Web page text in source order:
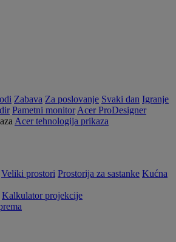
Zabava Za poslovanje Svaki dan Igranje
Pametni monitor Acer ProDesigner
Acer tehnologija prikaza
Veliki prostori Prostorija za sastanke Kućna
Kalkulator projekcije